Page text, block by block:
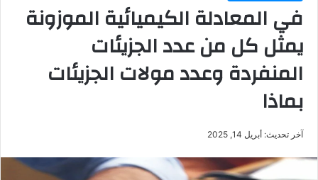
في المعادلة الكيميائية الموزونة
يمثل كل من عدد الجزيئات
المنفردة وعدد مولات الجزيئات
بماذا
آخر تحديث: أبريل 14, 2025